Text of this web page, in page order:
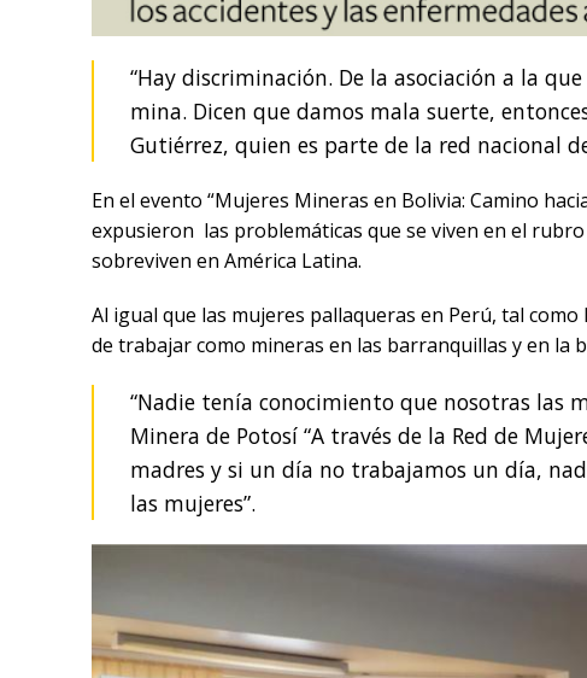
“Hay discriminación. De la asociación a la
mina. Dicen que damos mala suerte,
Gutiérrez, quien es parte de la red nacional
En el evento “Mujeres Mineras en Bolivia: Camino
expusieron las problemáticas que se viven en el
sobreviven en América Latina.
Al igual que las mujeres pallaqueras en Perú, tal
de trabajar como mineras en las barranquillas y en la
“Nadie tenía conocimiento que nosotras las
Minera de Potosí “A través de la Red de
madres y si un día no trabajamos un día,
las mujeres”.